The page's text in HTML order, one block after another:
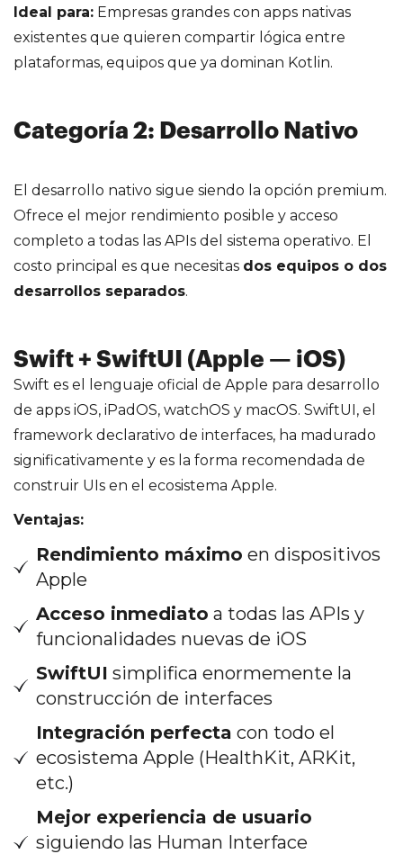
Ideal para: Empresas grandes con apps nativas
existentes que quieren compartir lógica entre
plataformas, equipos que ya dominan Kotlin.
Categoría 2: Desarrollo Nativo
El desarrollo nativo sigue siendo la opción premium.
Ofrece el mejor rendimiento posible y acceso
completo a todas las APIs del sistema operativo. El
costo principal es que necesitas dos equipos o dos
desarrollos separados.
Swift + SwiftUI (Apple — iOS)
Swift es el lenguaje oficial de Apple para desarrollo
de apps iOS, iPadOS, watchOS y macOS. SwiftUI, el
framework declarativo de interfaces, ha madurado
significativamente y es la forma recomendada de
construir UIs en el ecosistema Apple.
Ventajas:
Rendimiento máximo en dispositivos
Apple
Acceso inmediato a todas las APIs y
funcionalidades nuevas de iOS
SwiftUI simplifica enormemente la
construcción de interfaces
Integración perfecta con todo el
ecosistema Apple (HealthKit, ARKit,
etc.)
Mejor experiencia de usuario
siguiendo las Human Interface